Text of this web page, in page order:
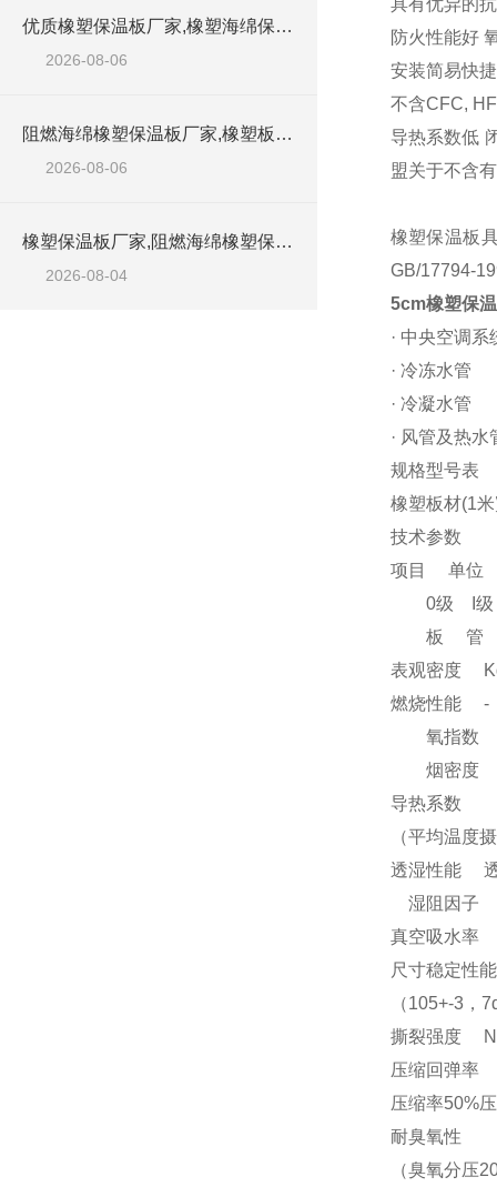
优质橡塑保温板厂家,橡塑海绵保温材料供货商
2026-08-06
阻燃海绵橡塑保温板厂家,橡塑板厂家销售点
2026-08-06
橡塑保温板厂家,阻燃海绵橡塑保温板厂家出售
2026-08-04
具有优异的
防火性能好
安装简易快
不含CFC,
导热系数低
盟关于不含
橡塑保温板
GB/17794-
5cm橡塑保
· 中央空调
· 冷冻水管
· 冷凝水管
· 风管及热
规格型号表
橡塑板材(1
技术参数
项目 单位
0级 I级
板 管
表观密度
燃烧性能
氧指数
烟密度
导热系数
（平均温
透湿性能
湿阻因子 -
真空吸水
尺寸稳定性能
（105+-3
撕裂强度
压缩回弹率
压缩率
耐臭氧性
（臭氧分